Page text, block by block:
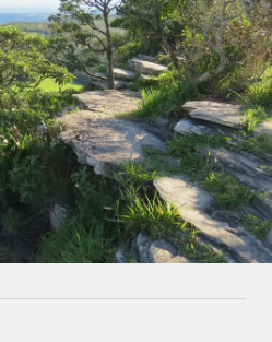
tus flujos de trabajo sin
RR. HH. integradas para tu
de RR. HH.
grandes empresas.
estratégicos
plantillas
de puestos